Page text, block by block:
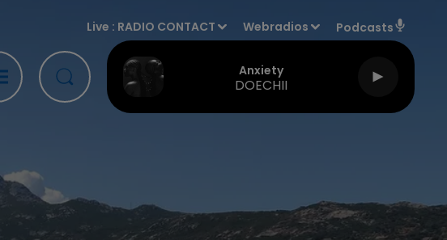
Live : RADIO CONTACT Webradios Podcasts
Anxiety
DOECHII